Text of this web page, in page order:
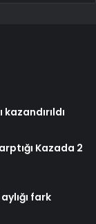
Kazada 2
fark